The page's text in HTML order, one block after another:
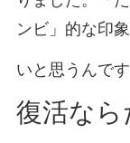
ンビ」的な印
いと思うんで
復活な